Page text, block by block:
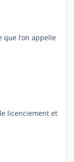
que l’on appelle
licenciement et